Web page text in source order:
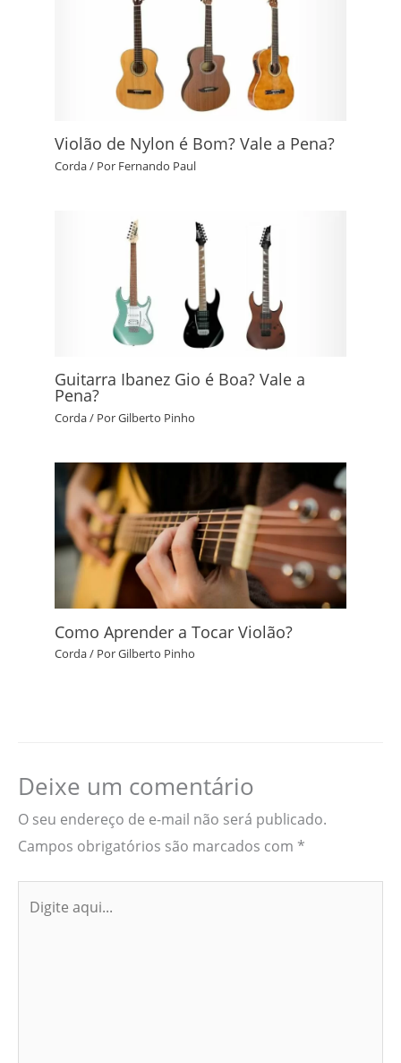
Violão de Nylon é Bom? Vale a Pena?
Corda/ Por Fernando Paul
Guitarra Ibanez Gio é Boa? Vale a
Pena?
Corda/ PorGilberto Pinho
Como Aprender a Tocar Violão?
Corda/ PorGilberto Pinho
Deixe um comentário
O seu endereço de e-mail não será publicado.
Campos obrigatórios são marcados com *
aqui...